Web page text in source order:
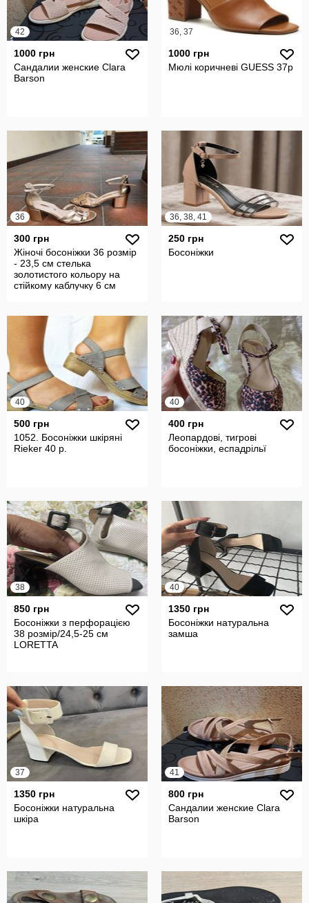
42
1000 грн
Сандалии женские Clara
Barson
36, 37
1000 грн
Мюлі коричневі GUESS 37р
36
300 грн
Жіночі босоніжки 36 розмір
- 23,5 см стелька
золотистого кольору на
стійкому каблучку 6 см
36, 38, 41
250 грн
Босоніжки
40
500 грн
1052. Босоніжки шкіряні
Rieker 40 р.
40
400 грн
Леопардові, тигрові
босоніжки, еспадрільї
38
850 грн
Босоніжки з перфорацією
38 розмір/24,5-25 см
LORETTA
40
1350 грн
Босоніжки натуральна
замша
37
1350 грн
Босоніжки натуральна
шкіра
41
800 грн
Сандалии женские Clara
Barson